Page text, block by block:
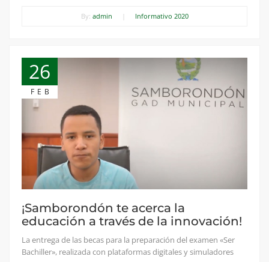
By: admin Informativo 2020
26
FEB
¡Samborondón te acerca la
educación a través de la innovación!
La entrega de las becas para la preparación del examen «Ser
Bachiller», realizada con plataformas digitales y simuladores